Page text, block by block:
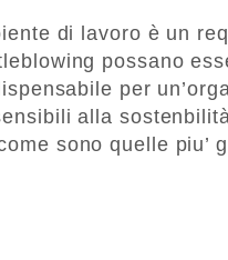
di lavoro è un
possano
per
alla
sono quelle piu’